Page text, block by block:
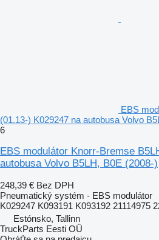
EBS
(01.13-) K029247 na autobusa Volvo
6
EBS modulátor Knorr-Bremse
autobusa Volvo B5LH, B0E (2008-)
248,39 € Bez DPH
Pneumatický systém - EBS modulátor
K029247 K093191 K093192 21114975
Estónsko, Tallinn
TruckParts Eesti OÜ